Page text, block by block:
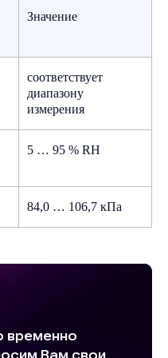
Значение
соответствует
диапазону
измерения
5 … 95 % RH
84,0 … 106,7 кПа